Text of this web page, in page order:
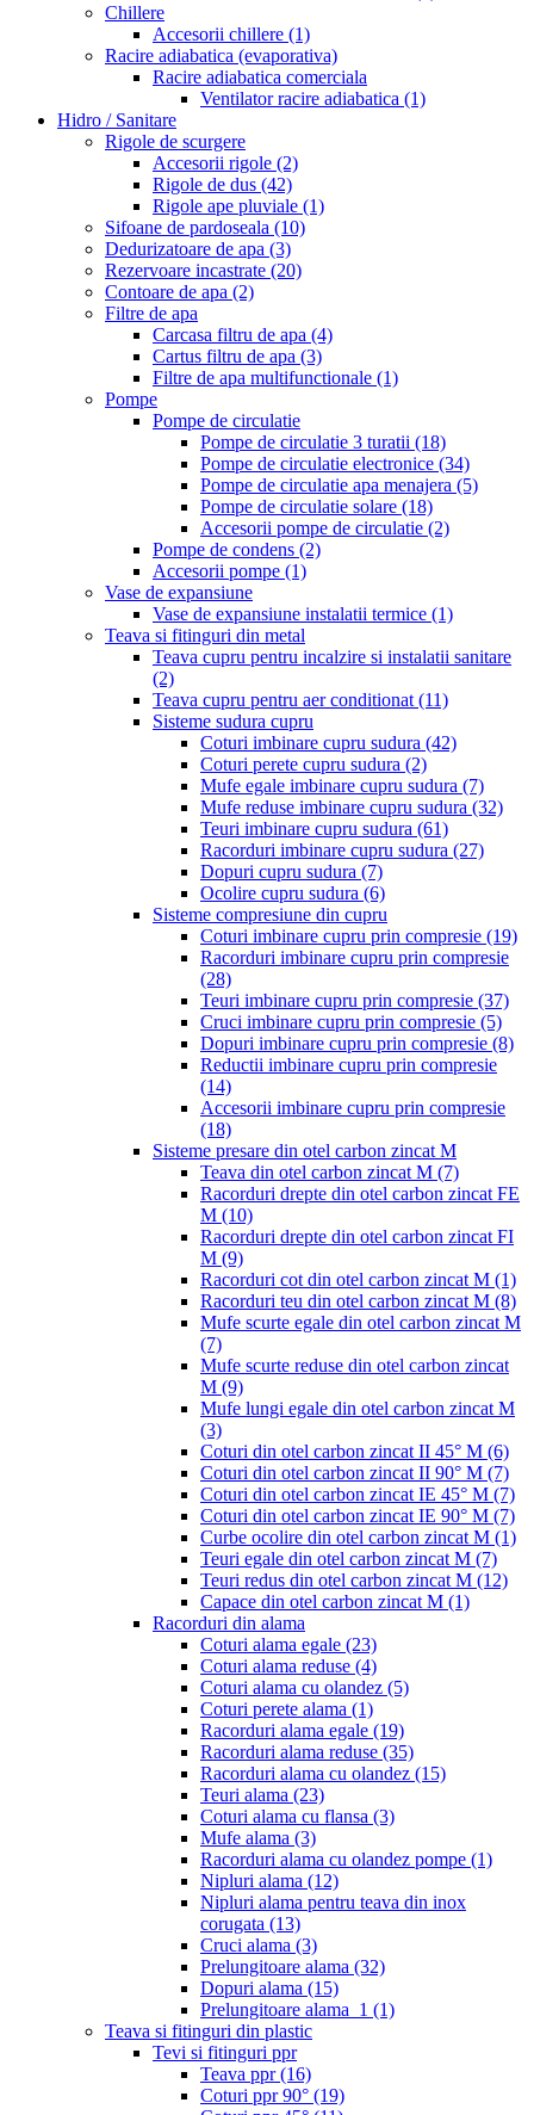
Chillere
Accesorii chillere (1)
Racire adiabatica (evaporativa)
Racire adiabatica comerciala
Ventilator racire adiabatica (1)
Hidro / Sanitare
Rigole de scurgere
Accesorii rigole (2)
Rigole de dus (42)
Rigole ape pluviale (1)
Sifoane de pardoseala (10)
Dedurizatoare de apa (3)
Rezervoare incastrate (20)
Contoare de apa (2)
Filtre de apa
Carcasa filtru de apa (4)
Cartus filtru de apa (3)
Filtre de apa multifunctionale (1)
Pompe
Pompe de circulatie
Pompe de circulatie 3 turatii (18)
Pompe de circulatie electronice (34)
Pompe de circulatie apa menajera (5)
Pompe de circulatie solare (18)
Accesorii pompe de circulatie (2)
Pompe de condens (2)
Accesorii pompe (1)
Vase de expansiune
Vase de expansiune instalatii termice (1)
Teava si fitinguri din metal
Teava cupru pentru incalzire si instalatii sanitare
(2)
Teava cupru pentru aer conditionat (11)
Sisteme sudura cupru
Coturi imbinare cupru sudura (42)
Coturi perete cupru sudura (2)
Mufe egale imbinare cupru sudura (7)
Mufe reduse imbinare cupru sudura (32)
Teuri imbinare cupru sudura (61)
Racorduri imbinare cupru sudura (27)
Dopuri cupru sudura (7)
Ocolire cupru sudura (6)
Sisteme compresiune din cupru
Coturi imbinare cupru prin compresie (19)
Racorduri imbinare cupru prin compresie
(28)
Teuri imbinare cupru prin compresie (37)
Cruci imbinare cupru prin compresie (5)
Dopuri imbinare cupru prin compresie (8)
Reductii imbinare cupru prin compresie
(14)
Accesorii imbinare cupru prin compresie
(18)
Sisteme presare din otel carbon zincat M
Teava din otel carbon zincat M (7)
Racorduri drepte din otel carbon zincat FE
M (10)
Racorduri drepte din otel carbon zincat FI
M (9)
Racorduri cot din otel carbon zincat M (1)
Racorduri teu din otel carbon zincat M (8)
Mufe scurte egale din otel carbon zincat M
(7)
Mufe scurte reduse din otel carbon zincat
M (9)
Mufe lungi egale din otel carbon zincat M
(3)
Coturi din otel carbon zincat II 45° M (6)
Coturi din otel carbon zincat II 90° M (7)
Coturi din otel carbon zincat IE 45° M (7)
Coturi din otel carbon zincat IE 90° M (7)
Curbe ocolire din otel carbon zincat M (1)
Teuri egale din otel carbon zincat M (7)
Teuri redus din otel carbon zincat M (12)
Capace din otel carbon zincat M (1)
Racorduri din alama
Coturi alama egale (23)
Coturi alama reduse (4)
Coturi alama cu olandez (5)
Coturi perete alama (1)
Racorduri alama egale (19)
Racorduri alama reduse (35)
Racorduri alama cu olandez (15)
Teuri alama (23)
Coturi alama cu flansa (3)
Mufe alama (3)
Racorduri alama cu olandez pompe (1)
Nipluri alama (12)
Nipluri alama pentru teava din inox
corugata (13)
Cruci alama (3)
Prelungitoare alama (32)
Dopuri alama (15)
Prelungitoare alama_1 (1)
Teava si fitinguri din plastic
Tevi si fitinguri ppr
Teava ppr(16)
Coturi ppr 90° (19)